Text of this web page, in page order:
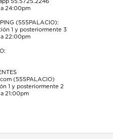
55.5725.2246
24:00pm
(555PALACIO):
1 y posteriormente 3
22:00pm
(555PALACIO)
1 y posteriormente 2
21:00pm